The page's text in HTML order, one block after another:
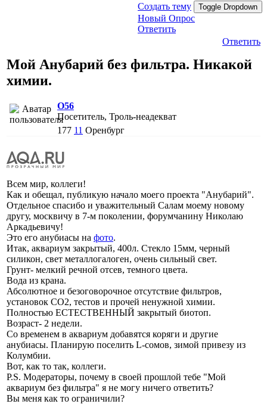
Создать тему Toggle Dropdown
Новый Опрос
Ответить
Ответить
Мой Анубарий без фильтра. Никакой
химии.
O56
Посетитель, Троль-неадекват
177 11 Оренбург
Всем мир, коллеги!
Как и обещал, публикую начало моего проекта "Анубарий".
Отдельное спасибо и уважительный Салам моему новому
другу, москвичу в 7-м поколении, форумчанину Николаю
Аркадьевичу!
Это его анубиасы на фото.
Итак, аквариум закрытый, 400л. Стекло 15мм, черный
силикон, свет металлогалоген, очень сильный свет.
Грунт- мелкий речной отсев, темного цвета.
Вода из крана.
Абсолютное и безоговорочное отсутствие фильтров,
установок СО2, тестов и прочей ненужной химии.
Полностью ЕСТЕСТВЕННЫЙ закрытый биотоп.
Возраст- 2 недели.
Со временем в аквариум добавятся коряги и другие
анубиасы. Планирую поселить L-сомов, зимой привезу из
Колумбии.
Вот, как то так, коллеги.
P.S. Модераторы, почему в своей прошлой тебе "Мой
аквариум без фильтра" я не могу ничего ответить?
Вы меня как то ограничили?